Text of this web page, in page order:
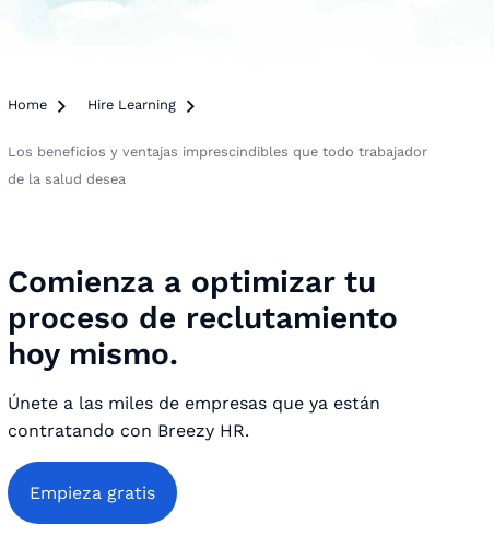
Home  Hire Learning 
Los beneficios y ventajas imprescindibles que todo trabajador
de la salud desea
Comienza a optimizar tu
proceso de reclutamiento
hoy mismo.
Únete a las miles de empresas que ya están
contratando con Breezy HR.
Empieza gratis